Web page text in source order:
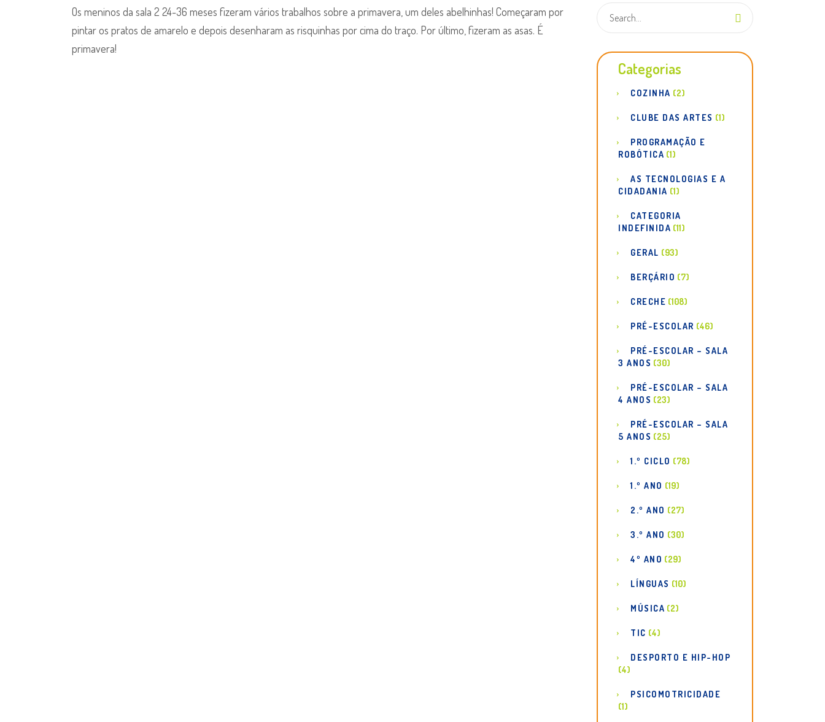
Os meninos da sala 2 24-36 meses fizeram vários trabalhos sobre a primavera, um deles abelhinhas! Começaram por
pintar os pratos de amarelo e depois desenharam as risquinhas por cima do traço. Por último, fizeram as asas. É
primavera!
Categorias
COZINHA (2)
CLUBE DAS ARTES (1)
PROGRAMAÇÃO E
ROBÓTICA (1)
AS TECNOLOGIAS E A
CIDADANIA (1)
CATEGORIA
INDEFINIDA (11)
GERAL (93)
BERÇÁRIO (7)
CRECHE (108)
PRÉ-ESCOLAR (46)
PRÉ-ESCOLAR – SALA
3 ANOS (30)
PRÉ-ESCOLAR – SALA
4 ANOS (23)
PRÉ-ESCOLAR – SALA
5 ANOS (25)
1.º CICLO (78)
1.º ANO (19)
2.º ANO (27)
3.º ANO (30)
4º ANO (29)
LÍNGUAS (10)
MÚSICA (2)
TIC (4)
DESPORTO E HIP-HOP
(4)
PSICOMOTRICIDADE
(1)